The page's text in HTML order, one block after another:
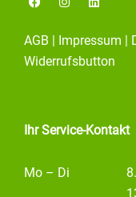
a
e
b
o
o
n
a
g
r
i
e
d
i
AGB Impressum
Widerrufsbutton
Ihr Service-Kontakt
Mo – Di